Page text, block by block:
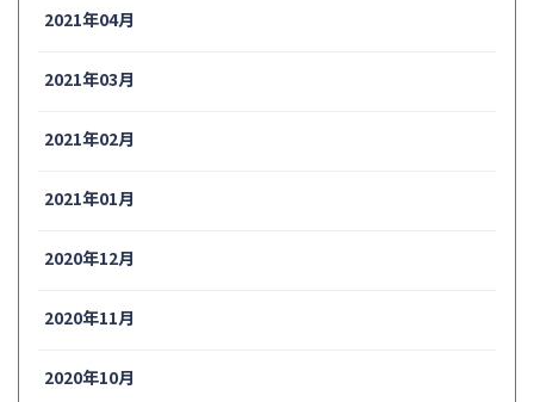
2021年04月
2021年03月
2021年02月
2021年01月
2020年12月
2020年11月
2020年10月